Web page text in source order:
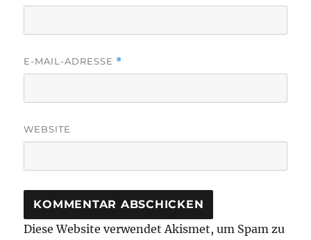
E-MAIL-ADRESSE *
WEBSITE
Diese Website verwendet Akismet, um Spam zu